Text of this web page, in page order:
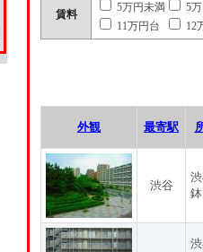
賃料
5万円未満
5
11万円台
12
外観 最寄駅
渋谷